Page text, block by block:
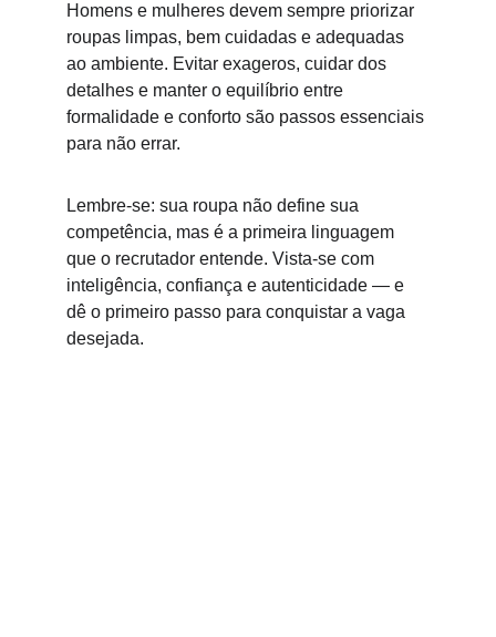
Homens e mulheres devem sempre priorizar
roupas limpas, bem cuidadas e adequadas
ao ambiente. Evitar exageros, cuidar dos
detalhes e manter o equilíbrio entre
formalidade e conforto são passos essenciais
para não errar.
Lembre-se: sua roupa não define sua
competência, mas é a primeira linguagem
que o recrutador entende. Vista-se com
inteligência, confiança e autenticidade — e
dê o primeiro passo para conquistar a vaga
desejada.